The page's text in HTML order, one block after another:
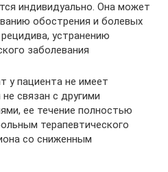
индивидуально. Она может
обострения и болевых
устранению
заболевания
у пациента не имеет
связан с другими
ее течение полностью
терапевтического
со сниженным